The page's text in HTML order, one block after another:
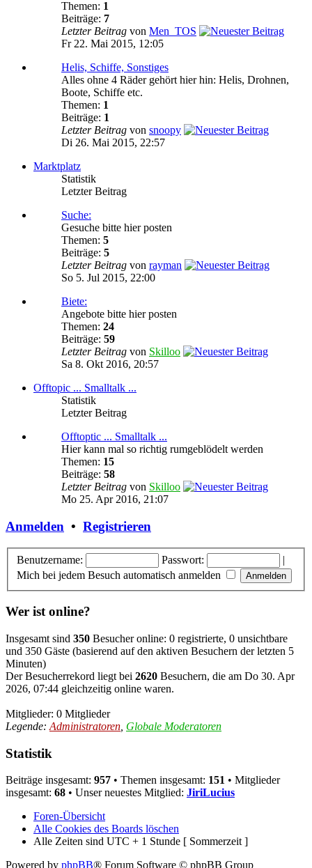
Themen: 1
Beiträge: 7
Letzter Beitrag von Men_TOS
Fr 22. Mai 2015, 12:05
Helis, Schiffe, Sonstiges
Alles ohne 4 Räder gehört hier hin: Helis, Drohnen,
Boote, Schiffe etc.
Themen: 1
Beiträge: 1
Letzter Beitrag von snoopy
Di 26. Mai 2015, 22:57
Marktplatz
Statistik
Letzter Beitrag
Suche:
Gesuche bitte hier posten
Themen: 5
Beiträge: 5
Letzter Beitrag von rayman
So 5. Jul 2015, 22:00
Biete:
Angebote bitte hier posten
Themen: 24
Beiträge: 59
Letzter Beitrag von Skilloo
Sa 8. Okt 2016, 20:57
Offtopic ... Smalltalk ...
Statistik
Letzter Beitrag
Offtoptic ... Smalltalk ...
Hier kann mal so richtig rumgeblödelt werden
Themen: 15
Beiträge: 58
Letzter Beitrag von Skilloo
Mo 25. Apr 2016, 21:07
Anmelden • Registrieren
Benutzername: Passwort:
|
Mich bei jedem Besuch automatisch anmelden
Wer ist online?
Insgesamt sind 350 Besucher online: 0 registrierte, 0 unsichtbare
und 350 Gäste (basierend auf den aktiven Besuchern der letzten 5
Minuten)
Der Besucherrekord liegt bei 2620 Besuchern, die am Do 30. Apr
2026, 07:44 gleichzeitig online waren.
Mitglieder: 0 Mitglieder
Legende: Administratoren Globale Moderatoren
Statistik
Beiträge insgesamt: 957 • Themen insgesamt: 151 • Mitglieder
insgesamt: 68 • Unser neuestes Mitglied: JiriLucius
Foren-Übersicht
Alle Cookies des Boards löschen
Alle Zeiten sind UTC + 1 Stunde [ Sommerzeit ]
Powered by phpBB® Forum Software © phpBB Group